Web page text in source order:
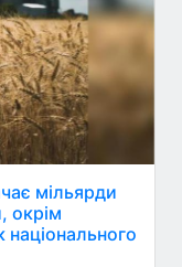
мільярди
окрім